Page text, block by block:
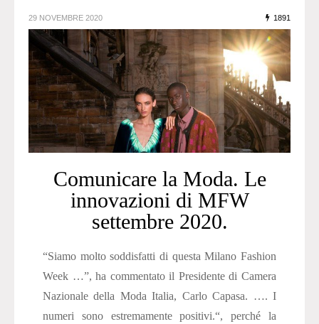
29 NOVEMBRE 2020 1891
Comunicare la Moda. Le
innovazioni di MFW
settembre 2020.
“Siamo molto soddisfatti di questa Milano Fashion
Week …”, ha commentato il Presidente di Camera
Nazionale della Moda Italia, Carlo Capasa. …. I
numeri sono estremamente positivi.“, perché la